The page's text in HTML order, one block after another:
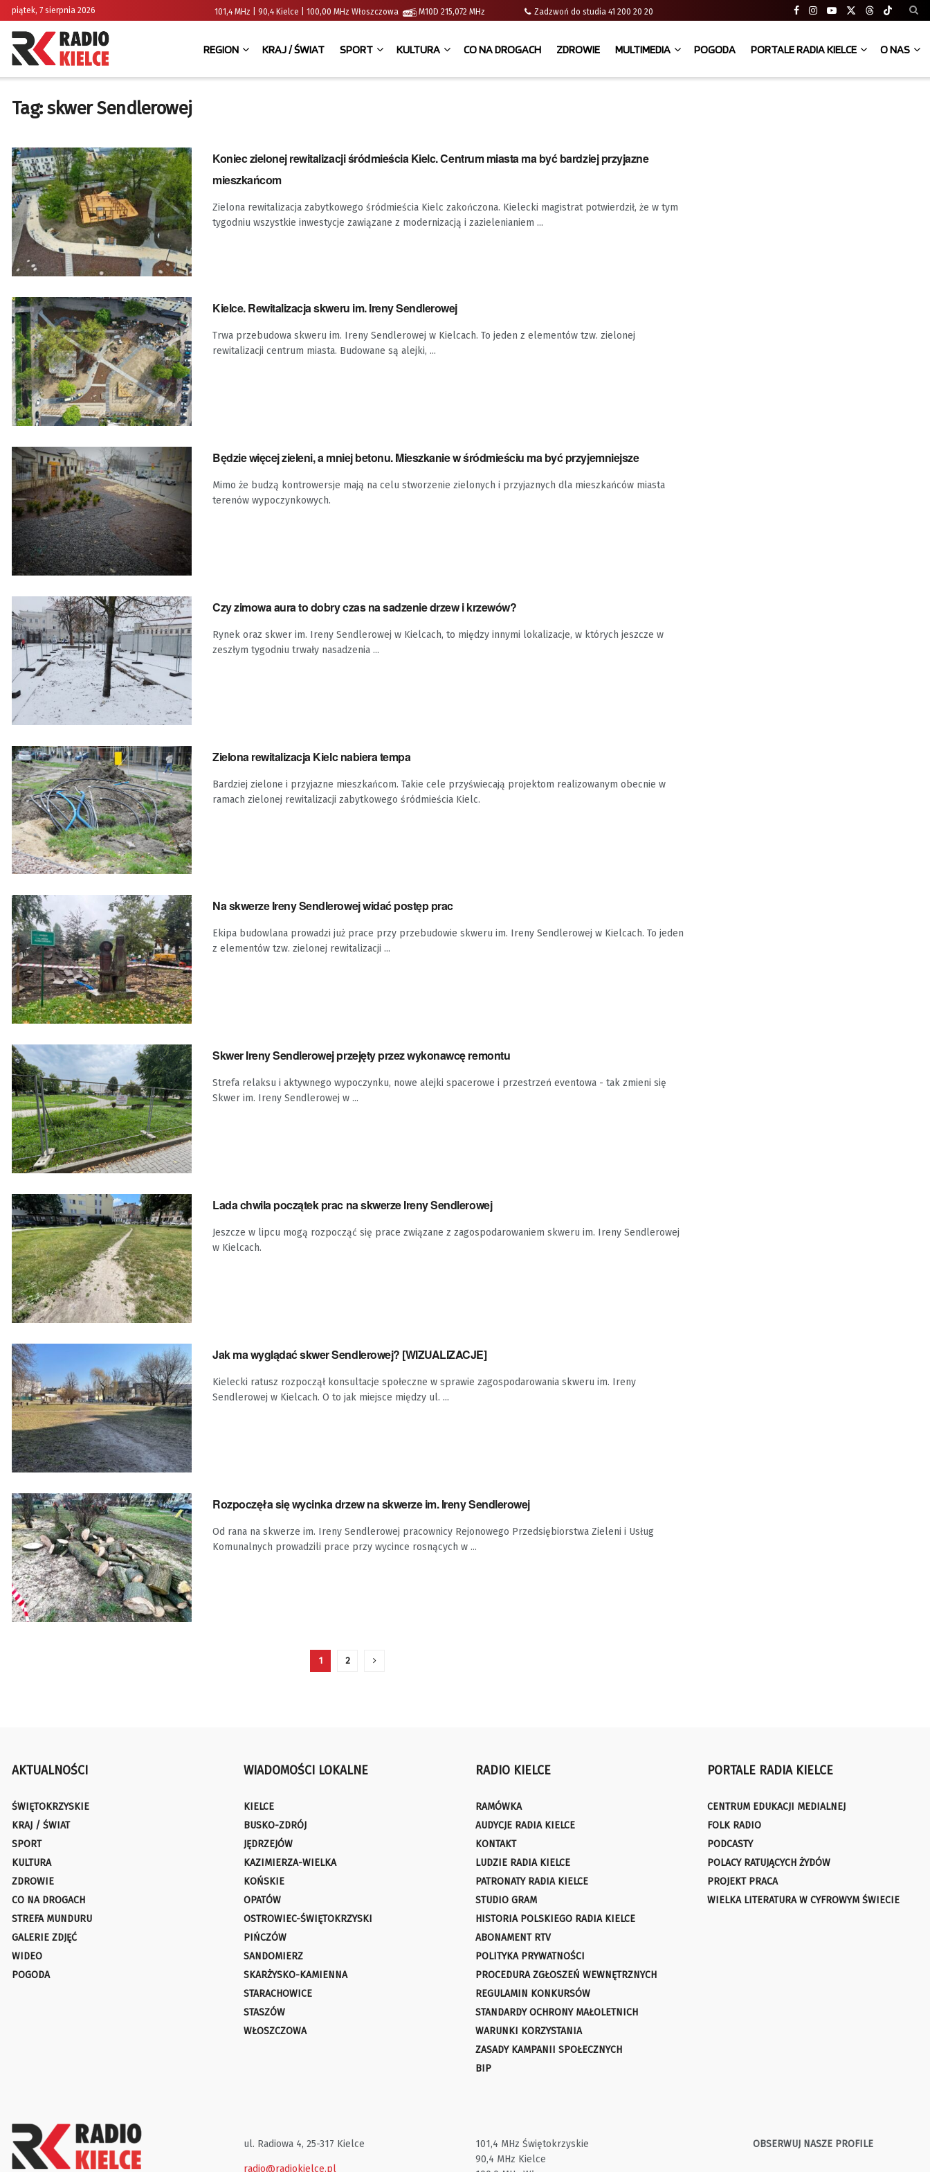
piątek, 7 sierpnia 2026 101,4 MHz | 90,4 Kielce | 100,00 MHz Włoszczowa M10D 215,072 MHz Zadzwoń do studia 41 200 20 20
REGION KRAJ / ŚWIAT SPORT KULTURA CO NA DROGACH ZDROWIE MULTIMEDIA POGODA PORTALE RADIA KIELCE O NAS
Tag:skwer Sendlerowej
Koniec zielonej rewitalizacji śródmieścia Kielc. Centrum miasta ma być bardziej przyjazne
mieszkańcom
Zielona rewitalizacja zabytkowego śródmieścia Kielc zakończona. Kielecki magistrat potwierdził, że w tym
tygodniu wszystkie inwestycje zawiązane z modernizacją i zazielenianiem ...
Kielce. Rewitalizacja skweru im. Ireny Sendlerowej
Trwa przebudowa skweru im. Ireny Sendlerowej w Kielcach. To jeden z elementów tzw. zielonej
rewitalizacji centrum miasta. Budowane są alejki, ...
Będzie więcej zieleni, a mniej betonu. Mieszkanie w śródmieściu ma być przyjemniejsze
Mimo że budzą kontrowersje mają na celu stworzenie zielonych i przyjaznych dla mieszkańców miasta
terenów wypoczynkowych.
Czy zimowa aura to dobry czas na sadzenie drzew i krzewów?
Rynek oraz skwer im. Ireny Sendlerowej w Kielcach, to między innymi lokalizacje, w których jeszcze w
zeszłym tygodniu trwały nasadzenia ...
Zielona rewitalizacja Kielc nabiera tempa
Bardziej zielone i przyjazne mieszkańcom. Takie cele przyświecają projektom realizowanym obecnie w
ramach zielonej rewitalizacji zabytkowego śródmieścia Kielc.
Na skwerze Ireny Sendlerowej widać postęp prac
Ekipa budowlana prowadzi już prace przy przebudowie skweru im. Ireny Sendlerowej w Kielcach. To jeden
z elementów tzw. zielonej rewitalizacji ...
Skwer Ireny Sendlerowej przejęty przez wykonawcę remontu
Strefa relaksu i aktywnego wypoczynku, nowe alejki spacerowe i przestrzeń eventowa - tak zmieni się
Skwer im. Ireny Sendlerowej w ...
Lada chwila początek prac na skwerze Ireny Sendlerowej
Jeszcze w lipcu mogą rozpocząć się prace związane z zagospodarowaniem skweru im. Ireny Sendlerowej
w Kielcach.
Jak ma wyglądać skwer Sendlerowej? [WIZUALIZACJE]
Kielecki ratusz rozpoczął konsultacje społeczne w sprawie zagospodarowania skweru im. Ireny
Sendlerowej w Kielcach. O to jak miejsce między ul. ...
Rozpoczęła się wycinka drzew na skwerze im. Ireny Sendlerowej
Od rana na skwerze im. Ireny Sendlerowej pracownicy Rejonowego Przedsiębiorstwa Zieleni i Usług
Komunalnych prowadzili prace przy wycince rosnących w ...
1 2
AKTUALNOŚCI
ŚWIĘTOKRZYSKIE
KRAJ / ŚWIAT
SPORT
KULTURA
ZDROWIE
CO NA DROGACH
STREFA MUNDURU
GALERIE ZDJĘĆ
WIDEO
POGODA
WIADOMOŚCI LOKALNE
KIELCE
BUSKO-ZDRÓJ
JĘDRZEJÓW
KAZIMIERZA-WIELKA
KOŃSKIE
OPATÓW
OSTROWIEC-ŚWIĘTOKRZYSKI
PIŃCZÓW
SANDOMIERZ
SKARŻYSKO-KAMIENNA
STARACHOWICE
STASZÓW
WŁOSZCZOWA
RADIO KIELCE
RAMÓWKA
AUDYCJE RADIA KIELCE
KONTAKT
LUDZIE RADIA KIELCE
PATRONATY RADIA KIELCE
STUDIO GRAM
HISTORIA POLSKIEGO RADIA KIELCE
ABONAMENT RTV
POLITYKA PRYWATNOŚCI
PROCEDURA ZGŁOSZEŃ WEWNĘTRZNYCH
REGULAMIN KONKURSÓW
STANDARDY OCHRONY MAŁOLETNICH
WARUNKI KORZYSTANIA
ZASADY KAMPANII SPOŁECZNYCH
BIP
PORTALE RADIA KIELCE
CENTRUM EDUKACJI MEDIALNEJ
FOLK RADIO
PODCASTY
POLACY RATUJĄCYCH ŻYDÓW
PROJEKT PRACA
WIELKA LITERATURA W CYFROWYM ŚWIECIE
ul. Radiowa 4, 25-317 Kielce
radio@radiokielce.pl
101,4 MHz Świętokrzyskie
90,4 MHz Kielce
OBSERWUJ NASZE PROFILE